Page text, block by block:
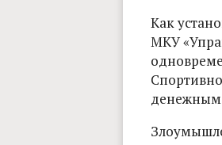
Как
МКУ
денежным